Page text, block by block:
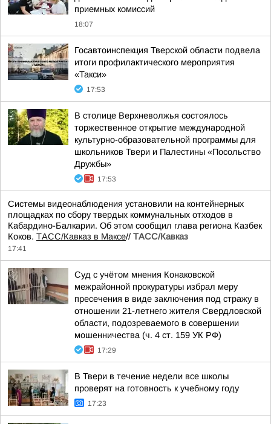
приемных комиссий
18:07
Госавтоинспекция Тверской области подвела
итоги профилактического мероприятия
«Такси»
17:53
В столице Верхневолжья состоялось
торжественное открытие международной
культурно-образовательной программы для
школьников Твери и Палестины «Посольство
Дружбы»
17:53
Системы видеонаблюдения установили на контейнерных
площадках по сбору твердых коммунальных отходов в
Кабардино-Балкарии. Об этом сообщил глава региона Казбек
Коков. ТАСС/Кавказ в Максе// ТАСС/Кавказ
17:41
Суд с учётом мнения Конаковской
межрайонной прокуратуры избрал меру
пресечения в виде заключения под стражу в
отношении 21-летнего жителя Свердловской
области, подозреваемого в совершении
мошенничества (ч. 4 ст. 159 УК РФ)
17:29
В Твери в течение недели все школы
проверят на готовность к учебному году
17:23